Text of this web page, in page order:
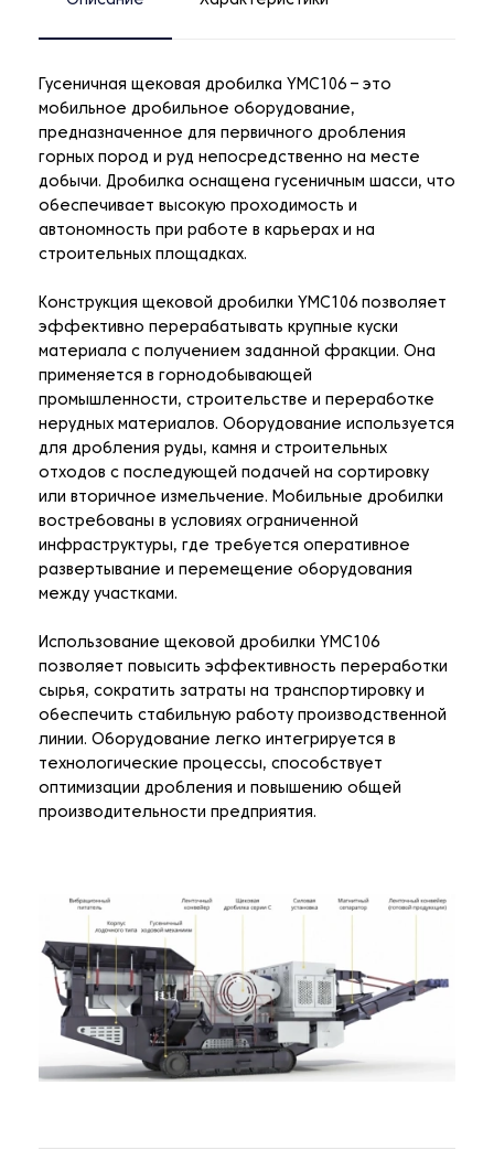
Гусеничная щековая дробилка YMC106 – это
мобильное дробильное оборудование,
предназначенное для первичного дробления
горных пород и руд непосредственно на месте
добычи. Дробилка оснащена гусеничным шасси, что
обеспечивает высокую проходимость и
автономность при работе в карьерах и на
строительных площадках.
Конструкция щековой дробилки YMC106 позволяет
эффективно перерабатывать крупные куски
материала с получением заданной фракции. Она
применяется в горнодобывающей
промышленности, строительстве и переработке
нерудных материалов. Оборудование используется
для дробления руды, камня и строительных
отходов с последующей подачей на сортировку
или вторичное измельчение. Мобильные дробилки
востребованы в условиях ограниченной
инфраструктуры, где требуется оперативное
развертывание и перемещение оборудования
между участками.
Использование щековой дробилки YMC106
позволяет повысить эффективность переработки
сырья, сократить затраты на транспортировку и
обеспечить стабильную работу производственной
линии. Оборудование легко интегрируется в
технологические процессы, способствует
оптимизации дробления и повышению общей
производительности предприятия.